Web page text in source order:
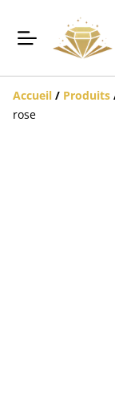
Accueil / Produits
rose